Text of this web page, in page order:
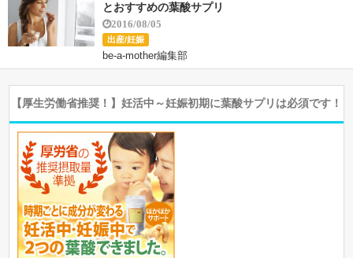
とおすすめの葉酸サプリ
2016/08/05
出産/妊娠
be-a-mother編集部
【厚生労働省推奨！】妊活中～妊娠初期に葉酸サプリは必須です！